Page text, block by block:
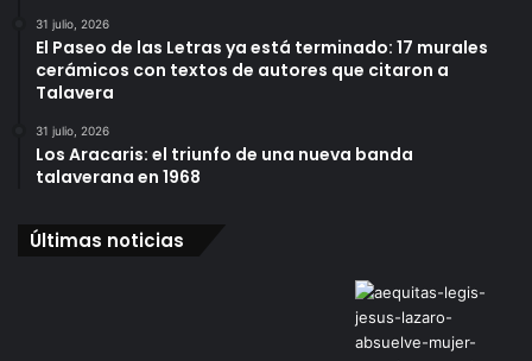
31 julio, 2026
El Paseo de las Letras ya está terminado: 17 murales
cerámicos con textos de autores que citaron a
Talavera
31 julio, 2026
Los Aracaris: el triunfo de una nueva banda
talaverana en 1968
Últimas noticias